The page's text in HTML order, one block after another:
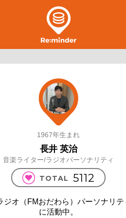
1967年生まれ
長井 英治
音楽ライター/ラジオパーソナリティ
TOTAL 5112
オ（FMおだわら）パーソナリ
に活動中。